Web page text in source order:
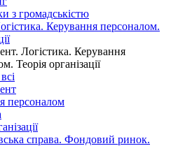
з громадськістю
Керування персоналом.
Логістика. Керування
Теорія організації
персоналом
справа. Фондовий ринок.